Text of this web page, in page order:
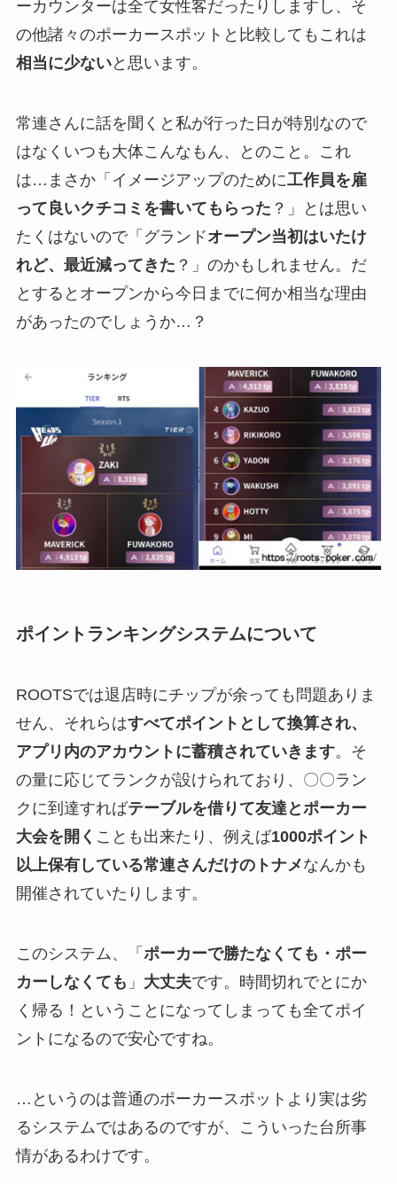
ーカウンターは全て女性客だったりしますし、そ
の他諸々のポーカースポットと比較してもこれは
相当に少ないと思います。
常連さんに話を聞くと私が行った日が特別なので
はなくいつも大体こんなもん、とのこと。これ
は…まさか「イメージアップのために工作員を雇
って良いクチコミを書いてもらった ？」とは思い
たくはないので「グランドオープン当初はいたけ
れど、最近減ってきた ？」のかもしれません。だ
とするとオープンから今日までに何か相当な理由
があったのでしょうか…？
ポイントランキングシステムについて
ROOTSでは退店時にチップが余っても問題ありま
せん、それらはすべてポイントとして換算され、
アプリ内のアカウントに蓄積されていきます。そ
の量に応じてランクが設けられており、〇〇ラン
クに到達すればテーブルを借りて友達とポーカー
大会を開く ことも出来たり、例えば1000ポイント
以上保有している常連さんだけのトナメなんかも
開催されていたりします。
このシステム、「 ポーカーで勝たなくても・ポー
カーしなくても 」 大丈夫です。時間切れでとにか
く帰る！ということになってしまっても全てポイ
ントになるので安心ですね。
…というのは普通のポーカースポットより実は劣
るシステムではあるのですが、こういった台所事
情があるわけです。